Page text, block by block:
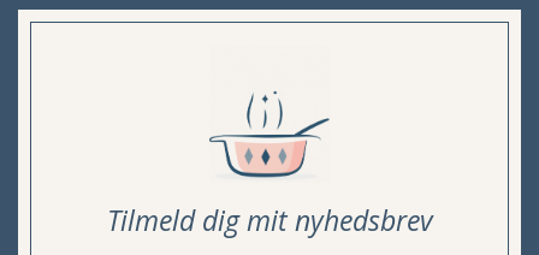
Tilmeld dig mit nyhedsbrev